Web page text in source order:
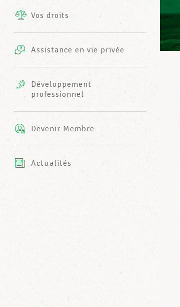
INFO-CENTER
Vos droits
Assistance en vie privée
complémentaires
AXA
Développement
professionnel
Devenir Membre
Actualités